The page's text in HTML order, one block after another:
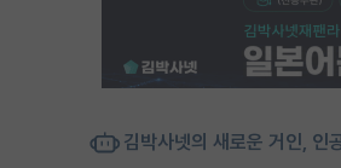
김박사넷의 새로운 거인, 인